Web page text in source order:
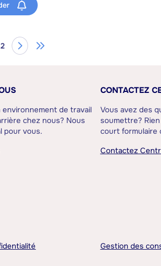
environnement de travail
chez nous? Nous
pour vous.
CONTACTEZ
Vous avez des
soumettre?
court formulaire
Contactez
Gestion des